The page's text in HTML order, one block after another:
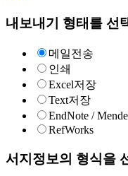
내보내기 형태를 선
메일전송
인쇄
Excel저장
Text저장
EndNote /
RefWorks
서지정보의 형식을